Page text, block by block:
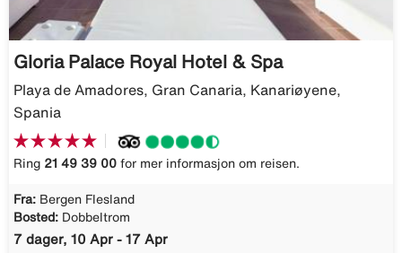
Gloria Palace Royal Hotel & Spa
Playa de Amadores, Gran Canaria, Kanariøyene,
Spania
Ring 21 49 39 00 for mer informasjon om reisen.
Fra: Bergen Flesland
Bosted: Dobbeltrom
7 dager, 10 Apr - 17 Apr